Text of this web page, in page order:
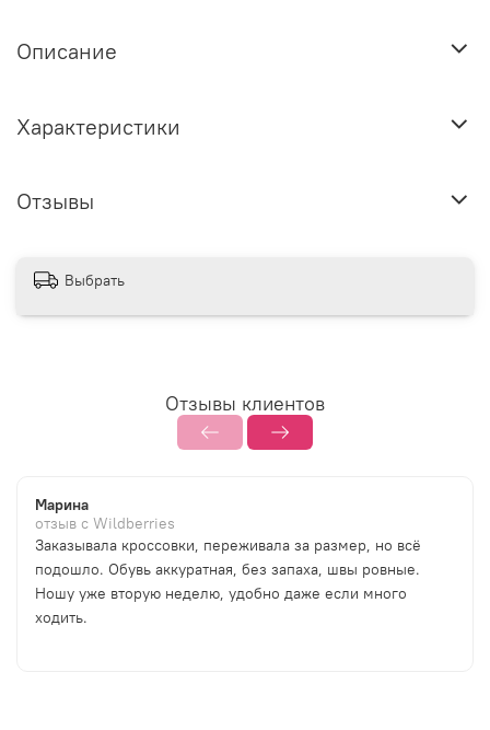
Описание
Характеристики
Отзывы
Выбрать
Отзывы клиентов
Марина
отзыв с Wildberries
Заказывала кроссовки, переживала за размер, но всё
подошло. Обувь аккуратная, без запаха, швы ровные.
Ношу уже вторую неделю, удобно даже если много
ходить.